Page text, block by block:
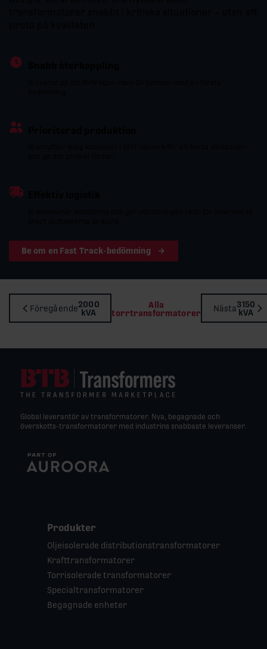
Be om en Fast Track-bedömning
Föregående2000
kVA
Alla
torrtransformatorer
Nästa3150
kVA
Global leverantör av transformatorer. Nya, begagnade och
överskotts-transformatorer med industrins snabbaste leveranser.
Produkter
Oljeisolerade distributionstransformatorer
Krafttransformatorer
Torrisolerade transformatorer
Specialtransformatorer
Begagnade enheter